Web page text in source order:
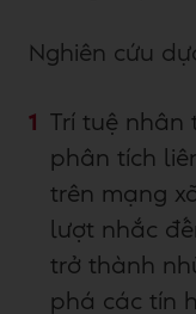
Nghiên cứu
Trí tuệ
phân tích
trên mạng
lượt nhắc
trở thành
phá các tín